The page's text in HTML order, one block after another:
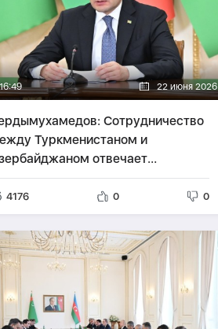
22 июня 2026
Сотрудничество
Туркменистаном и
отвечает
интересам двух
4176 0 0